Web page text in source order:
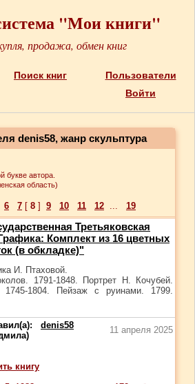
"Мои книги"
продажа, обмен книг
Поиск книг
Пользователи
Войти
denis58, жанр скульптура
букве автора.
область)
6 7 [ 8 ] 9 10 11 12 ... 19
Третьяковская
Комплект из 16 цветных
(в обкладке)"
И. Птаховой.
1791-1848. Портрет Н. Кочубей.
1804. Пейзаж с руинами. 1799.
denis58
11 апреля 2025
книгу